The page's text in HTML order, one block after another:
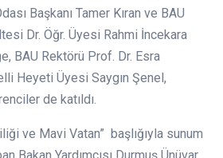
Başkanı Tamer Kıran ve BAU
Dr. Öğr. Üyesi Rahmi İncekara
BAU Rektörü Prof. Dr. Esra
Heyeti Üyesi Saygın Şenel,
de katıldı.
ve Mavi Vatan” başlığıyla sunum